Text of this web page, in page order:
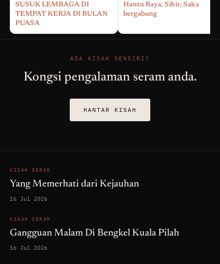
SUSUK LEMBAGA DI
TEMPAT KERJA DI BULAN
PUASA
Hantu Raya, Sihir, Saka
bergabung
ADA KISAH SENDIRI?
Kongsi pengalaman seram anda.
HANTAR KISAH
KISAH SERAM
Yang Memerhati dari Kejauhan
16 Jul 2026
KISAH SERAM
Gangguan Malam Di Bengkel Kuala Pilah
16 Jul 2026